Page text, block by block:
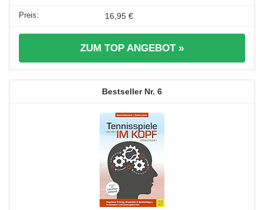
16,95 €
ZUM TOP ANGEBOT »
6